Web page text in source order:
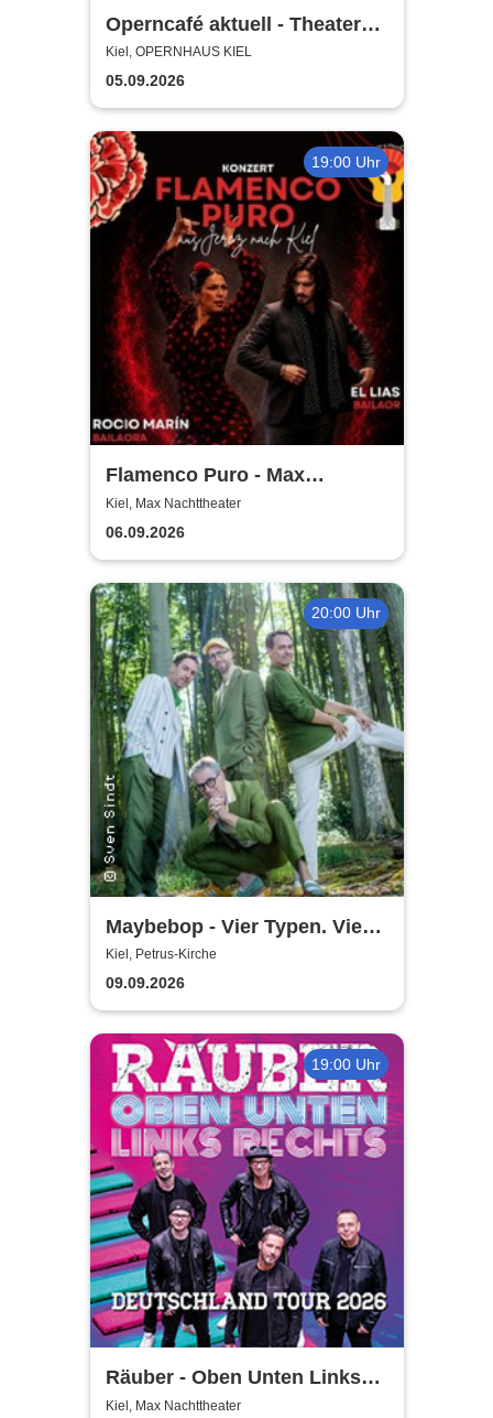
Operncafé aktuell - Theater
Kiel
Kiel, OPERNHAUS KIEL
05.09.2026
19:00 Uhr
Flamenco Puro - Max
Nachttheater
Kiel, Max Nachttheater
06.09.2026
20:00 Uhr
Maybebop - Vier Typen. Vier
Mikrofone. Sonst nichts.
Kiel, Petrus-Kirche
09.09.2026
19:00 Uhr
Räuber - Oben Unten Links
Rechts
Kiel, Max Nachttheater